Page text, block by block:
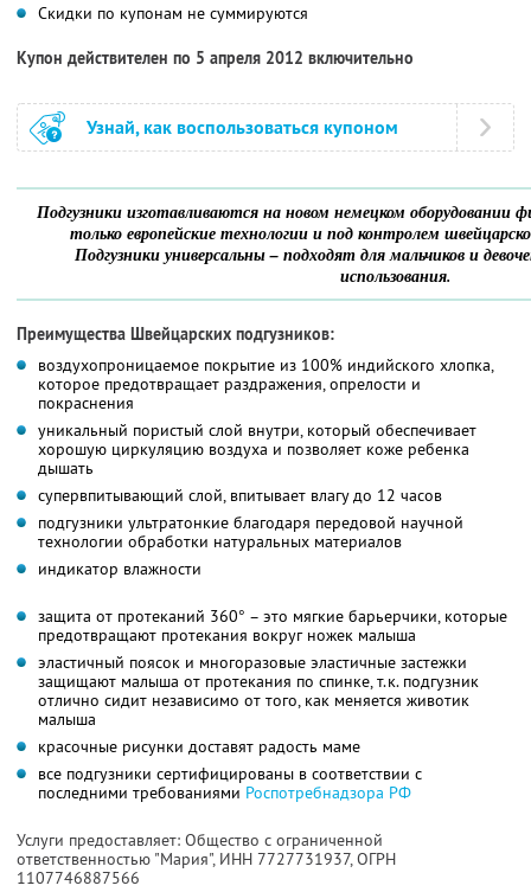
Скидки по купонам не суммируются
Купон действителен по 5 апреля 2012 включительно
Узнай, как воспользоваться купоном
Подгузники изготавливаются на новом немецком оборудовании
только европейские технологии и под контролем
Подгузники универсальны – подходят для мальчиков и
использования.
Преимущества Швейцарских подгузников:
воздухопроницаемое покрытие из 100% индийского хлопка,
которое предотвращает раздражения, опрелости и
покраснения
уникальный пористый слой внутри, который обеспечивает
хорошую циркуляцию воздуха и позволяет коже ребенка
дышать
cупервпитывающий слой, впитывает влагу до 12 часов
подгузники ультратонкие благодаря передовой научной
технологии обработки натуральных материалов
индикатор влажности
защита от протеканий 360° – это мягкие барьерчики, которые
предотвращают протекания вокруг ножек малыша
эластичный поясок и многоразовые эластичные застежки
защищают малыша от протекания по спинке, т.к. подгузник
отлично сидит независимо от того, как меняется животик
малыша
красочные рисунки доставят радость маме
все подгузники сертифицированы в соответствии с
последними требованиями Роспотребнадзора РФ
Услуги предоставляет: Общество с ограниченной
ответственностью "Мария", ИНН 7727731937, ОГРН
1107746887566